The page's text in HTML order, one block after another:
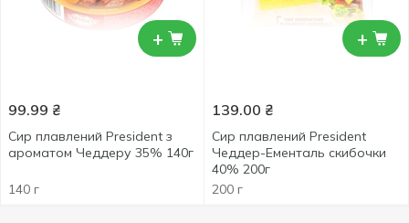
+
99.99 ₴
Сир плавлений President з
ароматом Чеддеру 35% 140г
140 г
+
139.00 ₴
Сир плавлений President
Чеддер-Ементаль скибочки
40% 200г
200 г